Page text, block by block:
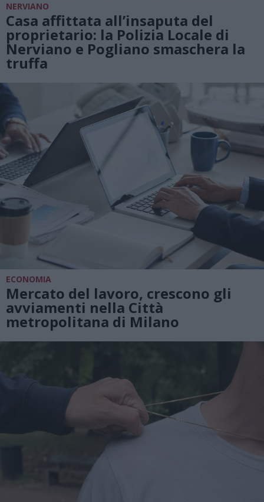
NERVIANO
Casa affittata all’insaputa del
proprietario: la Polizia Locale di
Nerviano e Pogliano smaschera la
truffa
ECONOMIA
Mercato del lavoro, crescono gli
avviamenti nella Città
metropolitana di Milano